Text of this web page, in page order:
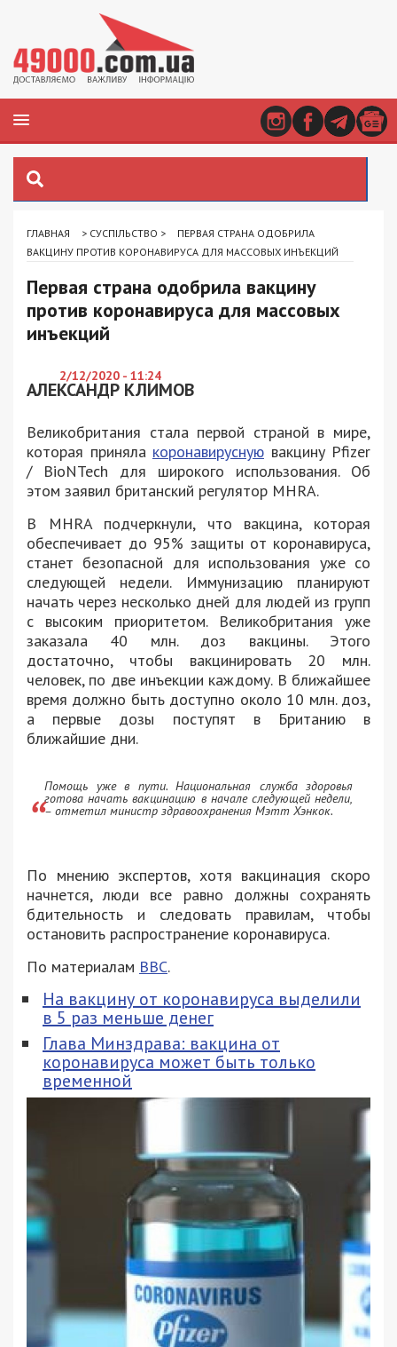
ГЛАВНАЯ > СУСПІЛЬСТВО >
ПЕРВАЯ СТРАНА ОДОБРИЛА
ВАКЦИНУ ПРОТИВ КОРОНАВИРУСА ДЛЯ МАССОВЫХ ИНЪЕКЦИЙ
Первая страна одобрила вакцину
против коронавируса для массовых
инъекций
2/12/2020 - 11:24
АЛЕКСАНДР КЛИМОВ
Великобритания стала первой страной в мире,
которая приняла коронавирусную вакцину Pfizer
/ BioNTech для широкого использования. Об
этом заявил британский регулятор MHRA.
В MHRA подчеркнули, что вакцина, которая
обеспечивает до 95% защиты от коронавируса,
станет безопасной для использования уже со
следующей недели. Иммунизацию планируют
начать через несколько дней для людей из групп
с высоким приоритетом. Великобритания уже
заказала 40 млн. доз вакцины. Этого
достаточно, чтобы вакцинировать 20 млн.
человек, по две инъекции каждому. В ближайшее
время должно быть доступно около 10 млн. доз,
а первые дозы поступят в Британию в
ближайшие дни.
Помощь уже в пути. Национальная служба здоровья
готова начать вакцинацию в начале следующей недели,
– отметил министр здравоохранения Мэтт Хэнкок.
По мнению экспертов, хотя вакцинация скоро
начнется, люди все равно должны сохранять
бдительность и следовать правилам, чтобы
остановить распространение коронавируса.
По материалам BBC.
На вакцину от коронавируса выделили
в 5 раз меньше денег
Глава Минздрава: вакцина от
коронавируса может быть только
временной